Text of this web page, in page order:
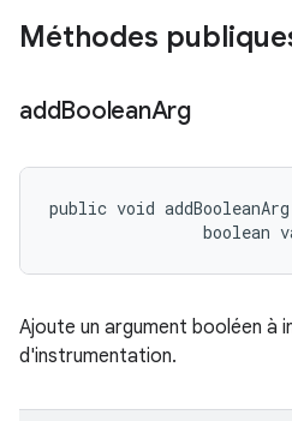
Méthodes
addBooleanArg
public void
boolean
Ajoute un argument booléen à
d'instrumentation.